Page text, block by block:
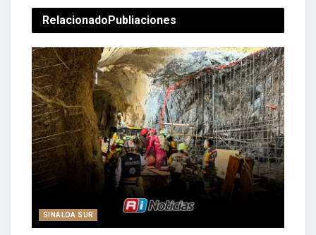
RelacionadoPubliaciones
SINALOA SUR